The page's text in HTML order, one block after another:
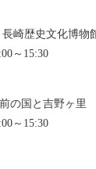
崎歴史文化博物
～15:30
の国と吉野ヶ里
～15:30